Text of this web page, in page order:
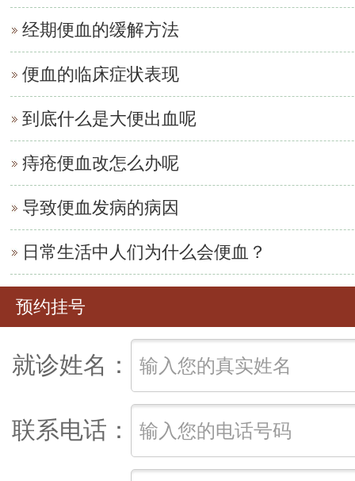
经期便血的缓解方法
便血的临床症状表现
到底什么是大便出血呢
痔疮便血改怎么办呢
导致便血发病的病因
日常生活中人们为什么会便血？
预约挂号
就诊姓名：
联系电话：